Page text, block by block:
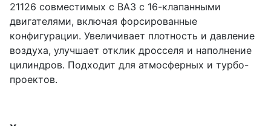
21126 совместимых с ВАЗ с 16-клапанными
двигателями, включая форсированные
конфигурации. Увеличивает плотность и давление
воздуха, улучшает отклик дросселя и наполнение
цилиндров. Подходит для атмосферных и турбо-
проектов.